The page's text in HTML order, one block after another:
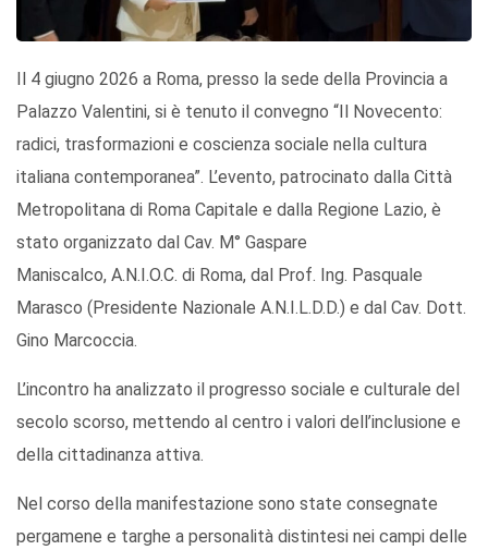
Il 4 giugno 2026 a Roma, presso la sede della Provincia a
Palazzo Valentini, si è tenuto il convegno “Il Novecento:
radici, trasformazioni e coscienza sociale nella cultura
italiana contemporanea”. L’evento, patrocinato dalla Città
Metropolitana di Roma Capitale e dalla Regione Lazio, è
stato organizzato dal Cav. M° Gaspare
Maniscalco, A.N.I.O.C. di Roma, dal Prof. Ing. Pasquale
Marasco (Presidente Nazionale A.N.I.L.D.D.) e dal Cav. Dott.
Gino Marcoccia.
L’incontro ha analizzato il progresso sociale e culturale del
secolo scorso, mettendo al centro i valori dell’inclusione e
della cittadinanza attiva.
Nel corso della manifestazione sono state consegnate
pergamene e targhe a personalità distintesi nei campi delle